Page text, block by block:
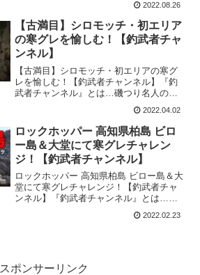
の技を形にしたプロ指向の磯釣りブラン
ド『釣武者』が展開する公式Youtubeチャ
ンネルです。今回...
2022.08.26
【古満目】シロモッチ・初エリア
の寒グレを愉しむ！【釣武者チャ
ンネル】
【古満目】シロモッチ・初エリアの寒グ
レを愉しむ！【釣武者チャンネル】『釣
武者チャンネル』とは…磯つり名人の技
『釣武者』が展開する公式Youtubeチャン
ネルです。今回の釣り動画は『【古満
目】シロモッチ・初エ...
2022.04.02
ロックホッパー 高知県柏島 ビロ
ー島＆大堂にて寒グレチャレン
ジ！【釣武者チャンネル】
ロックホッパー 高知県柏島 ビロー島＆大
堂にて寒グレチャレンジ！【釣武者チャ
ンネル】『釣武者チャンネル』とは…磯
つり名人の技を形にしたプロ指向の磯釣
りブランド『釣武者』が展開する公式
2022.02.23
スポンサーリンク